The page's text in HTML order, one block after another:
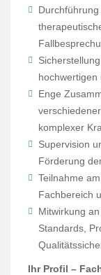
hochwertigen
Enge
komplexer
Supervision
Förderung
Teilnahme
Fachbereich
Mitwirkung
Standards,
Ihr Profil –